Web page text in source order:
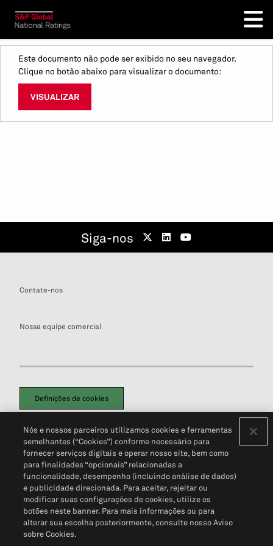
Este documento não pode ser exibido no seu navegador.
Clique no botão abaixo para visualizar o documento:
VISUALIZAR
Siga-nos
Contate-nos
Nossa equipe comercial
Definições de cookies
Política de PrivacidadePortal de privacidade do cliente (em inglês)
Não Venda Minhas Informações Pessoais© 2026 S&P Global
Nós e nossos parceiros utilizamos cookies e ferramentas
semelhantes (“Cookies”) conforme necessário para
fornecer serviços digitais e operar nosso site, bem como
para finalidades “opcionais” relacionadas a
funcionalidade, desempenho (incluindo análise de dados)
e publicidade direcionada. Para aceitar, rejeitar ou
modificar suas configurações de cookies, utilize os
botões neste banner. Para mais informações ou para
alterar sua escolha posteriormente, consulte nosso Aviso
sobre Cookies.